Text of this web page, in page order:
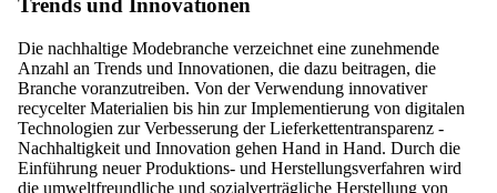
Trends und Innovationen
Die nachhaltige Modebranche verzeichnet eine zunehmende
Anzahl an Trends und Innovationen, die dazu beitragen, die
Branche voranzutreiben. Von der Verwendung innovativer
recycelter Materialien bis hin zur Implementierung von digitalen
Technologien zur Verbesserung der Lieferkettentransparenz -
Nachhaltigkeit und Innovation gehen Hand in Hand. Durch die
Einführung neuer Produktions- und Herstellungsverfahren wird
die umweltfreundliche und sozialverträgliche Herstellung von